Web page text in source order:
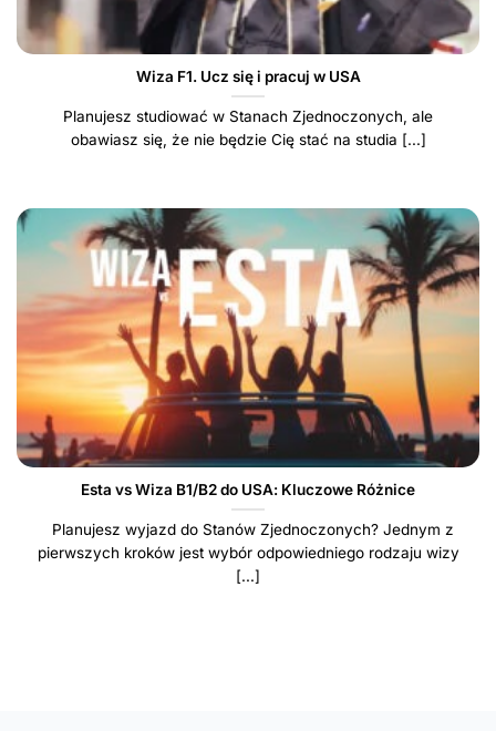
Wiza F1. Ucz się i pracuj w USA
Planujesz studiować w Stanach Zjednoczonych, ale
obawiasz się, że nie będzie Cię stać na studia [...]
Esta vs Wiza B1/B2 do USA: Kluczowe Różnice
Planujesz wyjazd do Stanów Zjednoczonych? Jednym z
pierwszych kroków jest wybór odpowiedniego rodzaju wizy
[...]